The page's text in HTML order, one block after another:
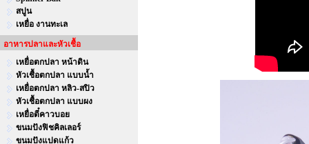
สปูน
เหยื่อ งานทะเล
อาหารปลาและหัวเชื้อ
เหยื่อตกปลา หน้าดิน
หัวเชื้อตกปลา แบบน้ำ
เหยื่อตกปลา หลิว-สปิว
หัวเชื้อตกปลา แบบผง
เหยื่อตี๋คาวบอย
ขนมปังฟิชคิลเลอร์
ขนมปังแปดแก้ว